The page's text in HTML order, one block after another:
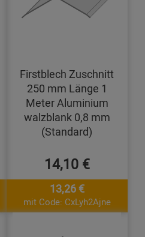
Firstblech Zuschnitt
250 mm Länge 1
Meter Aluminium
walzblank 0,8 mm
(Standard)
14,10 €
13,26 €
mit Code: CxLyh2Ajne